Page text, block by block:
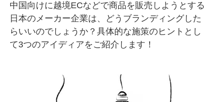
SMMLabについて
中国向けに越境ECなどで商品を販売しようとする
日本のメーカー企業は、どうブランディングした
らいいのでしょうか？具体的な施策のヒントとし
て3つのアイディアをご紹介します！